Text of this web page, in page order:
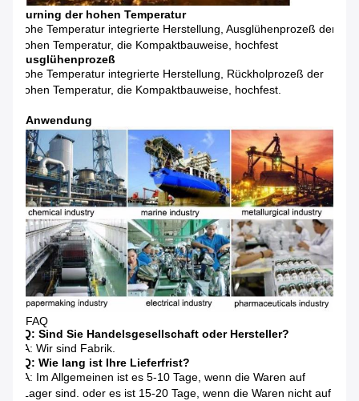
Burning der hohen Temperatur
hohe Temperatur integrierte Herstellung, Ausglühenprozeß der
hohen Temperatur, die Kompaktbauweise, hochfest
Ausglühenprozeß
hohe Temperatur integrierte Herstellung, Rückholprozeß der
hohen Temperatur, die Kompaktbauweise, hochfest.
Anwendung
FAQ
Q: Sind Sie Handelsgesellschaft oder Hersteller?
A: Wir sind Fabrik.
Q: Wie lang ist Ihre Lieferfrist?
A: Im Allgemeinen ist es 5-10 Tage, wenn die Waren auf
Lager sind. oder es ist 15-20 Tage, wenn die Waren nicht auf